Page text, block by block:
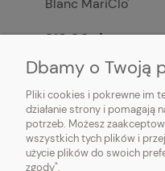
Blanc MariClo'
318,00 zł
NOWOŚĆ
Dbamy o Twoją
Pliki cookies i pokrewne im
działanie strony i pomagają
potrzeb. Możesz
wszystkich tych plików i
użycie plików do swoich
zgody".